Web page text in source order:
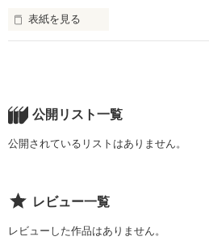
表紙を見る
自分はどうしようもないやつだと
わかりきっていた。
だから、自分を愛せなかった。
差し伸べてくれる手を傷つけた。
公開リスト一覧
公開されているリストはありません。
レビュー一覧
レビューした作品はありません。